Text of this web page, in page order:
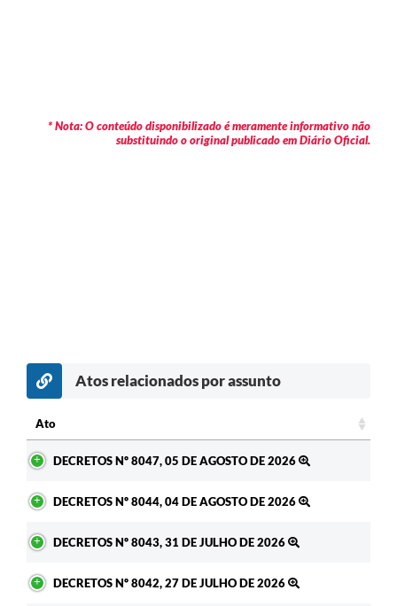
* Nota: O conteúdo disponibilizado é meramente informativo não
substituindo o original publicado em Diário Oficial.
Atos relacionados por assunto
Ato
DECRETOS Nº 8047, 05 DE AGOSTO DE 2026
DECRETOS Nº 8044, 04 DE AGOSTO DE 2026
DECRETOS Nº 8043, 31 DE JULHO DE 2026
DECRETOS Nº 8042, 27 DE JULHO DE 2026